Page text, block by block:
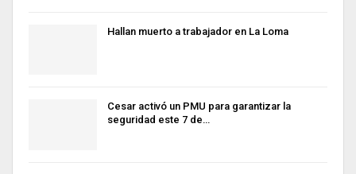
Hallan muerto a trabajador en La Loma
Cesar activó un PMU para garantizar la
seguridad este 7 de…